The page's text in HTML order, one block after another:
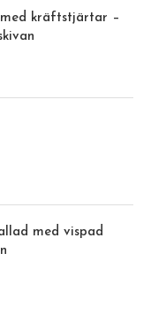
kräftstjärtar –
med vispad